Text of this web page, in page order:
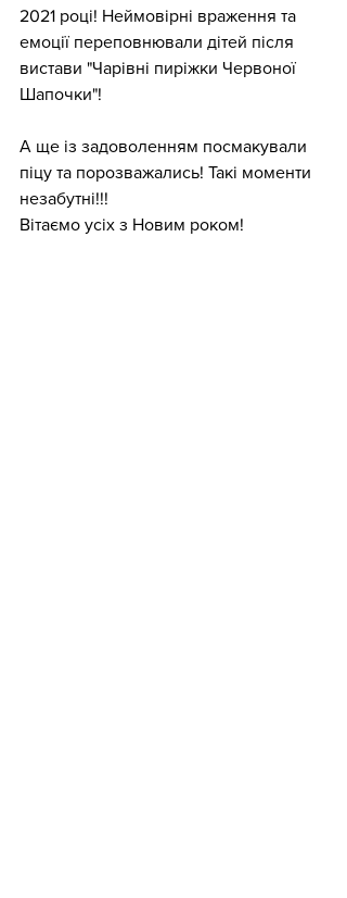
2021 році! Неймовірні враження та
емоції переповнювали дітей після
вистави "Чарівні пиріжки Червоної
Шапочки"!
А ще із задоволенням посмакували
піцу та порозважались! Такі моменти
незабутні!!!
Вітаємо усіх з Новим роком!